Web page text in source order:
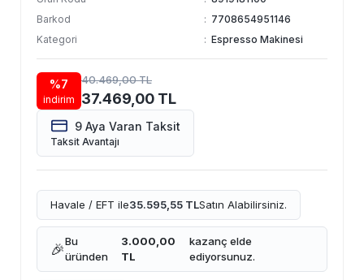
Barkod
: 7708654951146
Kategori
: Espresso Makinesi
%7
indirim
40.469,00 TL
37.469,00 TL
9 Aya Varan Taksit
Taksit Avantajı
Havale / EFT ile35.595,55 TLSatın Alabilirsiniz.
🎉Bu
üründen
3.000,00
TL
kazanç elde
ediyorsunuz.